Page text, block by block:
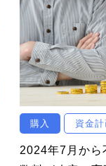
購入 資金
2024年7月から